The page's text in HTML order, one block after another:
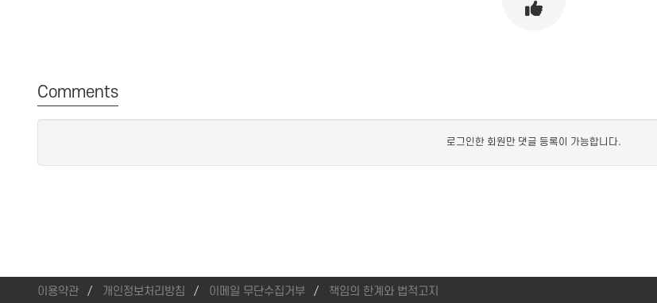
Comments
로그인한 회원만 댓글 등록이 가능합니다.
이용약관 개인정보처리방침 이메일 무단수집거부 책임의 한계와 법적고지